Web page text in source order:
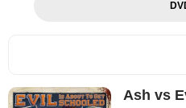
Ash vs